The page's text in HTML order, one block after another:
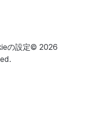
の設定© 2026
.